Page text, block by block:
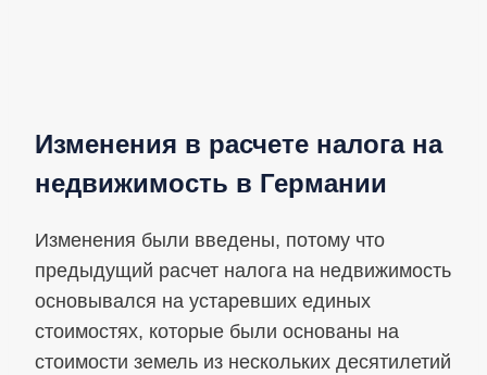
Изменения в расчете налога на
недвижимость в Германии
Изменения были введены, потому что
предыдущий расчет налога на недвижимость
основывался на устаревших единых
стоимостях, которые были основаны на
стоимости земель из нескольких десятилетий